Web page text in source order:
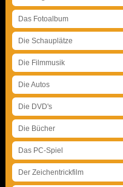
Das Fotoalbum
Die Schauplätze
Die Filmmusik
Die Autos
Die DVD's
Die Bücher
Das PC-Spiel
Der Zeichentrickfilm